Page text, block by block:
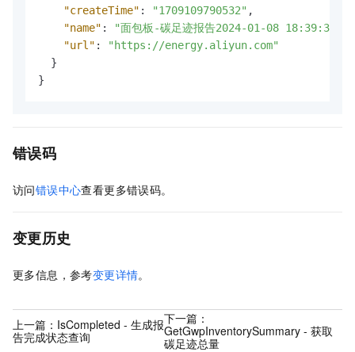
"createTime" : "1709109790532" ,
"name" :
"面包板-碳足迹报告2024-01-08
"url" :
"https://energy.aliyun.com"
}
}
错误码
访问错误中心查看更多错误码。
变更历史
更多信息，参考变更详情。
上一篇： IsCompleted - 生成报
告完成状态查询
下一篇：
GetGwpInventorySummary - 获取
碳足迹总量